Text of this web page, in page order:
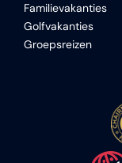
Familievakanties
Golfvakanties
Groepsreizen